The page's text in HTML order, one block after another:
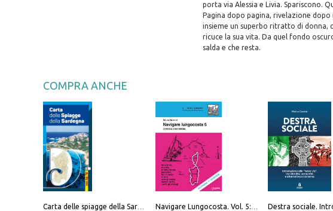
porta via Alessia e Livia. Spariscono.
Pagina dopo pagina, rivelazione
insieme un superbo ritratto di donna,
ricuce la sua vita. Da quel fondo
salda e che resta.
COMPRA ANCHE